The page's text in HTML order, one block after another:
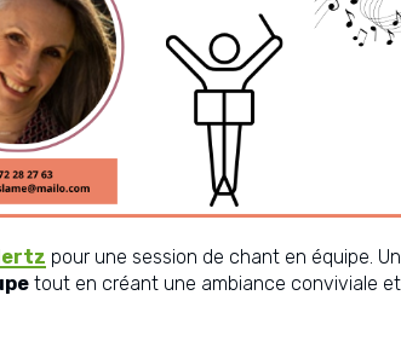
pour une session de chant en équipe.
tout en créant une ambiance conviviale